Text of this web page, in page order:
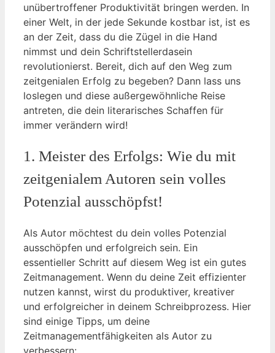
unübertroffener Produktivität bringen werden. In
einer Welt, in der jede Sekunde kostbar ist, ist es
an der Zeit, dass du die Zügel in die Hand
nimmst und dein Schriftstellerdasein
revolutionierst. Bereit, dich auf den Weg zum
zeitgenialen Erfolg zu begeben? Dann lass uns
loslegen und diese außergewöhnliche Reise
antreten, die dein literarisches Schaffen für
immer verändern wird!
1. Meister des Erfolgs: Wie du mit
zeitgenialem Autoren sein volles
Potenzial ausschöpfst!
Als Autor möchtest du dein volles Potenzial
ausschöpfen und erfolgreich sein. Ein
essentieller Schritt auf diesem Weg ist ein gutes
Zeitmanagement. Wenn du deine Zeit effizienter
nutzen kannst, wirst du produktiver, kreativer
und erfolgreicher in deinem Schreibprozess. Hier
sind einige Tipps, um deine
Zeitmanagementfähigkeiten als Autor zu